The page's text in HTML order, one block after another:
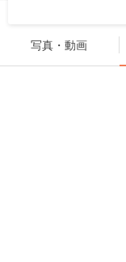
写真・動画